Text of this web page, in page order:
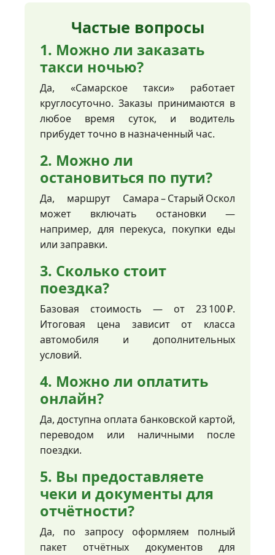
Частые вопросы
1. Можно ли заказать
такси ночью?
Да, «Самарское такси» работает
круглосуточно. Заказы принимаются в
любое время суток, и водитель
прибудет точно в назначенный час.
2. Можно ли
остановиться по пути?
Да, маршрут Самара – Старый Оскол
может включать остановки —
например, для перекуса, покупки еды
или заправки.
3. Сколько стоит
поездка?
Базовая стоимость — от 23 100 ₽.
Итоговая цена зависит от класса
автомобиля и дополнительных
условий.
4. Можно ли оплатить
онлайн?
Да, доступна оплата банковской картой,
переводом или наличными после
поездки.
5. Вы предоставляете
чеки и документы для
отчётности?
Да, по запросу оформляем полный
пакет отчётных документов для